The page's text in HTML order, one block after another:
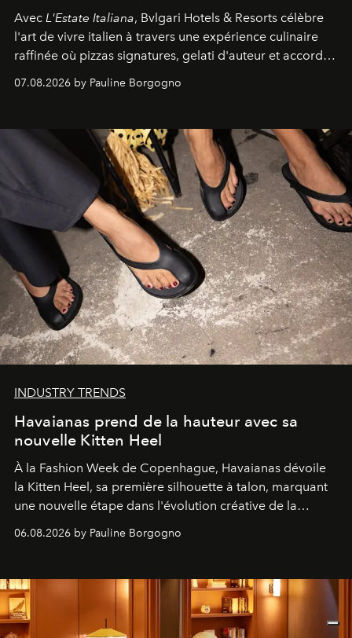
Avec L'Estate Italiana, Bvlgari Hotels & Resorts célèbre
l'art de vivre italien à travers une expérience culinaire
raffinée où pizzas signatures, gelati d'auteur et accords
d'exception composent un véritable voyage sensoriel.
07.08.2026 by Pauline Borgogno
INDUSTRY TRENDS
Havaianas prend de la hauteur avec sa
nouvelle Kitten Heel
À la Fashion Week de Copenhague, Havaianas dévoile
la Kitten Heel, sa première silhouette à talon, marquant
une nouvelle étape dans l'évolution créative de la
06.08.2026 by Pauline Borgogno